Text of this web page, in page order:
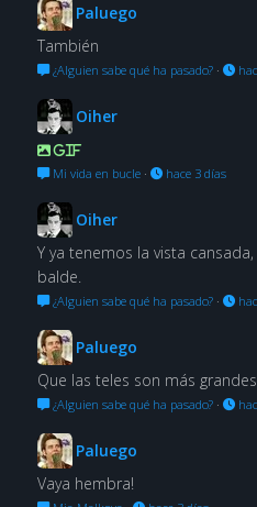
Paluego
También
¿Alguien sabe qué ha pasado?·
Oiher
GIF
Mi vida en bucle· hace 3 días
Oiher
Y ya tenemos la vista
balde.
¿Alguien sabe qué ha pasado?·
Paluego
Que las teles son más
¿Alguien sabe qué ha pasado?·
Paluego
Vaya hembra!